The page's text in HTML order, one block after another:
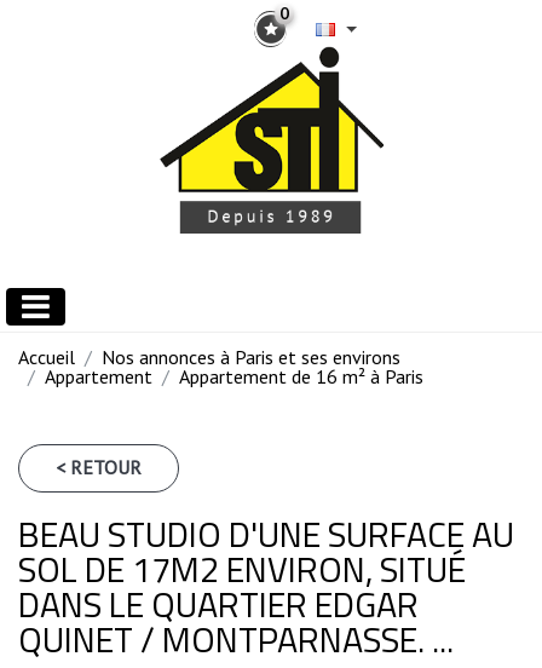
0
Accueil
Nos annonces à Paris et ses environs
Appartement
Appartement de 16 m² à Paris
< RETOUR
BEAU STUDIO D'UNE SURFACE AU
SOL DE 17M2 ENVIRON, SITUÉ
DANS LE QUARTIER EDGAR
QUINET / MONTPARNASSE. ...